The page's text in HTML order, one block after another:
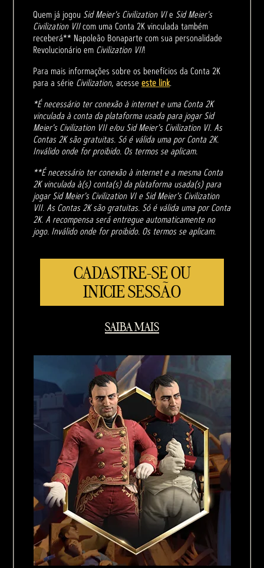
Quem já jogou Sid Meier's Civilization VIe Sid Meier's
Civilization VIIcom uma Conta 2K vinculada também
receberá** Napoleão Bonaparte com sua personalidade
Revolucionário em Civilization VII!
Para mais informações sobre os benefícios da Conta 2K
para a série Civilization, acesse este link.
*É necessário ter conexão à internet e uma Conta 2K
vinculada à conta da plataforma usada para jogar Sid
Meier's Civilization VII e/ou Sid Meier's Civilization VI. As
Contas 2K são gratuitas. Só é válida uma por Conta 2K.
Inválido onde for proibido. Os termos se aplicam.
**É necessário ter conexão à internet e a mesma Conta
2K vinculada à(s) conta(s) da plataforma usada(s) para
jogar Sid Meier's Civilization VI e Sid Meier's Civilization
VII. As Contas 2K são gratuitas. Só é válida uma por Conta
2K. A recompensa será entregue automaticamente no
jogo. Inválido onde for proibido. Os termos se aplicam.
CADASTRE-SE OU
INICIE SESSÃO
SAIBA MAIS